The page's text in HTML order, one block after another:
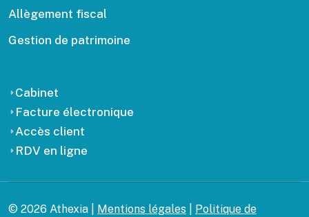
Allègement fiscal
Gestion de patrimoine
Cabinet
Facture électronique
Accès client
RDV en ligne
© 2026 Athexia | Mentions légales
Politique de